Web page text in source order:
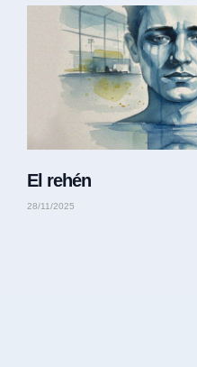
El rehén
28/11/2025